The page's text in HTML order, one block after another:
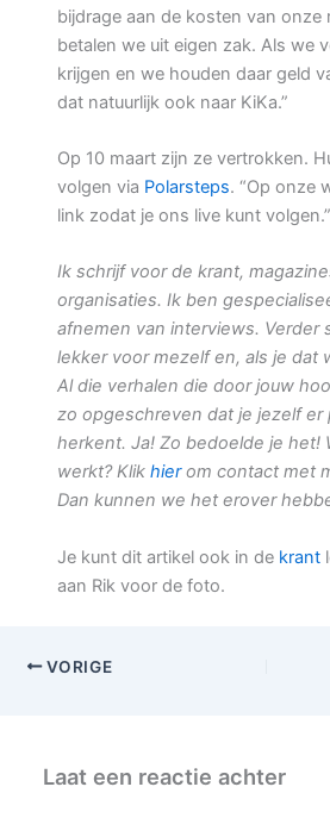
bijdrage aan de kosten van onze
betalen we uit eigen zak. Als we
krijgen en we houden daar geld
dat natuurlijk ook naar KiKa.”
Op 10 maart zijn ze vertrokken.
volgen via Polarsteps. “Op onze
link zodat je ons live kunt volgen.”
Ik schrijf voor de krant,
organisaties. Ik ben
afnemen van interviews. Verder
lekker voor mezelf en, als je dat
Al die verhalen die door jouw
zo opgeschreven dat je jezelf er
herkent. Ja! Zo bedoelde je het!
werkt? Klik hierom contact met
Dan kunnen we het erover
Je kunt dit artikel ook in de krant
aan Rik voor de foto.
VORIGE
Laat een reactie achter